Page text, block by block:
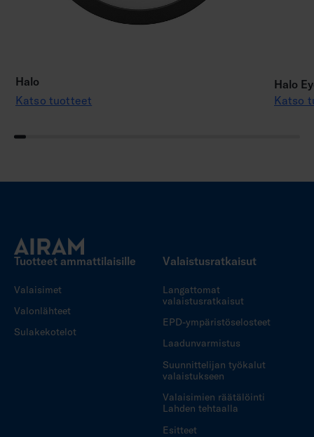
Halo
Katso tuotteet
Halo
Katso
Tuotteet ammattilaisille
Valaisimet
Valonlähteet
Sulakekotelot
Valaistusratkaisut
Langattomat
valaistusratkaisut
EPD-ympäristöselosteet
Laadunvarmistus
Suunnittelijan työkalut
valaistukseen
Valaisimien räätälöinti
Lahden tehtaalla
Esitteet